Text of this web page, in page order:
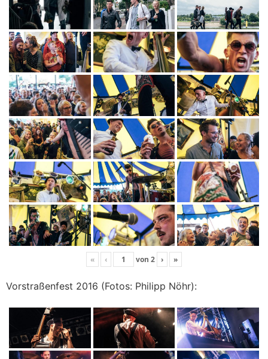
« ‹ von 2 › »
Vorstraßenfest 2016 (Fotos: Philipp Nöhr):